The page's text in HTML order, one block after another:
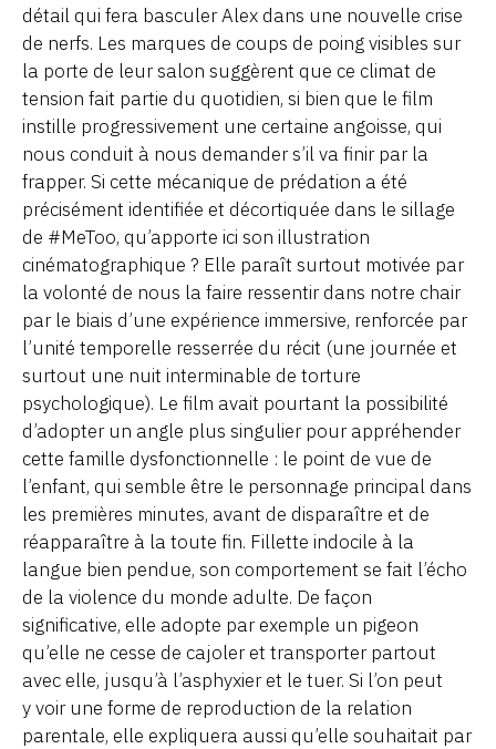
détail qui fera basculer Alex dans une nouvelle crise
de nerfs. Les marques de coups de poing visibles sur
la porte de leur salon suggèrent que ce climat de
tension fait partie du quotidien, si bien que le film
instille progressivement une certaine angoisse, qui
nous conduit à nous demander s’il va finir par la
frapper. Si cette mécanique de prédation a été
précisément identifiée et décortiquée dans le sillage
de #MeToo, qu’apporte ici son illustration
cinématographique ? Elle paraît surtout motivée par
la volonté de nous la faire ressentir dans notre chair
par le biais d’une expérience immersive, renforcée par
l’unité temporelle resserrée du récit (une journée et
surtout une nuit interminable de torture
psychologique). Le film avait pourtant la possibilité
d’adopter un angle plus singulier pour appréhender
cette famille dysfonctionnelle : le point de vue de
l’enfant, qui semble être le personnage principal dans
les premières minutes, avant de disparaître et de
réapparaître à la toute fin. Fillette indocile à la
langue bien pendue, son comportement se fait l’écho
de la violence du monde adulte. De façon
significative, elle adopte par exemple un pigeon
qu’elle ne cesse de cajoler et transporter partout
avec elle, jusqu’à l’asphyxier et le tuer. Si l’on peut
y voir une forme de reproduction de la relation
parentale, elle expliquera aussi qu’elle souhaitait par